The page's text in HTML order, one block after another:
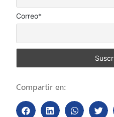
Correo*
Compartir en: